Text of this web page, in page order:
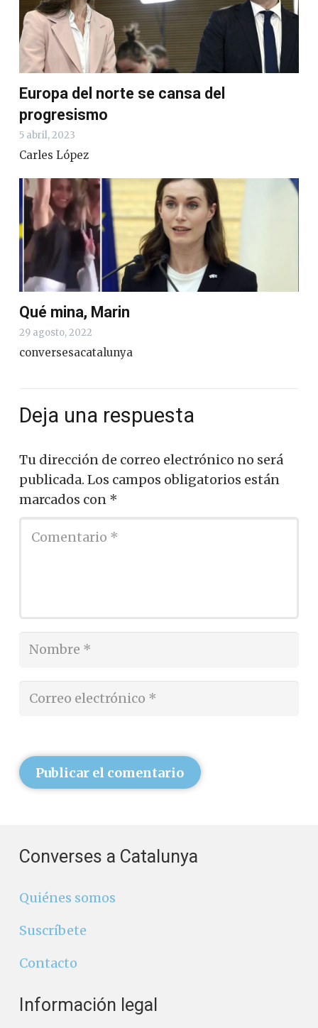
Europa del norte se cansa del
progresismo
5 abril, 2023
Carles López
Qué mina, Marin
29 agosto, 2022
conversesacatalunya
Deja una respuesta
Tu dirección de correo electrónico no será
publicada. Los campos obligatorios están
marcados con *
Publicar el comentario
Converses a Catalunya
Quiénes somos
Suscríbete
Contacto
Información legal